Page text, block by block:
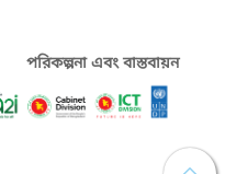
পরিকল্পনা এবং বাস্তবায়ন